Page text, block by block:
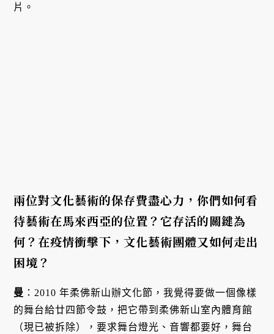
片。
兩位對文化藝術的保存費盡心力，你們如何看
待藝術在馬來西亞的位置？它存活的關鍵為
何？在疫情衝擊下，文化藝術團體又如何走出
困境？
曼 ：2010 年柔佛新山辦文化節，我覺得要做一個像樣
的舞台給廿四節令鼓，把它帶到柔佛新山室內體育館
（現已被拆除），要求舞台燈光、音響都要好，舞台